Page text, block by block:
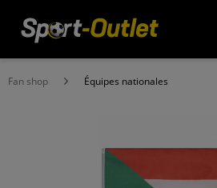
Fan shop Équipes nationales